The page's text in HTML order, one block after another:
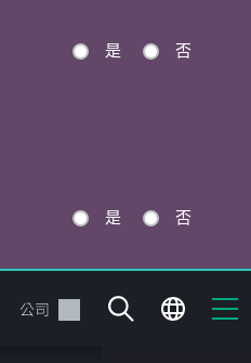
是 否
是 否
公司